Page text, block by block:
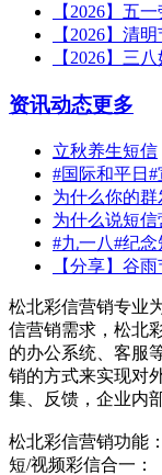
【2026】五
【2026】清
【2026】三
资讯动态更多
立秋养生短信
#国际和平日
为什么你的群
为什么说短信
#九一八#纪念
【分享】谷
松北彩信营销专业
信营销需求，松北
的办公系统、客服
销的方式来实现对
集、反馈，企业内
松北彩信营销功能：
短/视频彩信合一：